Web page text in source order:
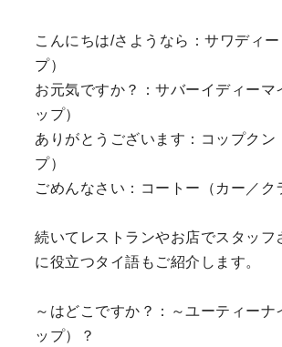
こんにちは/さようなら：サワディ
プ）
お元気ですか？：サバーイディーマ
ップ）
ありがとうございます：コップクン
プ）
ごめんなさい：コートー（カー／ク
続いてレストランやお店でスタッフ
に役立つタイ語もご紹介します。
～はどこですか？：～ユーティーナ
ップ）？